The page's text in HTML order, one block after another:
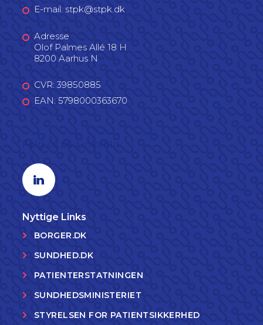
E-mail: stpk@stpk.dk
Adresse
Olof Palmes Allé 18 H
8200 Aarhus N
CVR: 39850885
EAN: 5798000363670
Linkedin profil
Nyttige Links
BORGER.DK
SUNDHED.DK
PATIENTERSTATNINGEN
SUNDHEDSMINISTERIET
STYRELSEN FOR PATIENTSIKKERHED